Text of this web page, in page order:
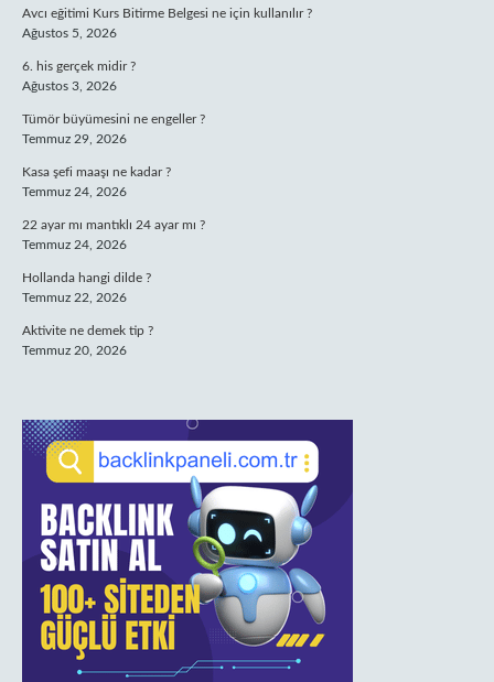
Avcı eğitimi Kurs Bitirme Belgesi ne için kullanılır ?
Ağustos 5, 2026
6. his gerçek midir ?
Ağustos 3, 2026
Tümör büyümesini ne engeller ?
Temmuz 29, 2026
Kasa şefi maaşı ne kadar ?
Temmuz 24, 2026
22 ayar mı mantıklı 24 ayar mı ?
Temmuz 24, 2026
Hollanda hangi dilde ?
Temmuz 22, 2026
Aktivite ne demek tip ?
Temmuz 20, 2026